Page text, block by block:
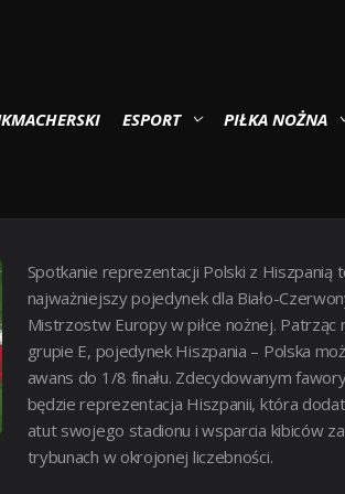
ESPORT PIŁKA NOŻNA
2021 – MECZ O
Spotkanie reprezentacji Polski z Hiszpanią
najważniejszy pojedynek dla Biało-
Mistrzostw Europy w piłce nożnej. Patrząc
grupie E, pojedynek Hiszpania – Polska
awans do 1/8 finału. Zdecydowanym
będzie reprezentacja Hiszpanii, która
atut swojego stadionu i wsparcia kibiców
trybunach w okrojonej liczebności.